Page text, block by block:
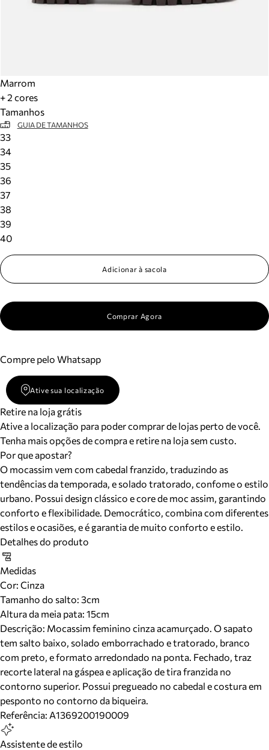
Marrom
+ 2 cores
Tamanhos
GUIA DE TAMANHOS
33
34
35
36
37
38
39
40
Adicionar à sacola
Comprar Agora
Compre pelo Whatsapp
Ative sua localização
Retire na loja grátis
Ative a localização para poder comprar de lojas perto de você.
Tenha mais opções de compra e retire na loja sem custo.
Por que apostar?
O mocassim vem com cabedal franzido, traduzindo as
tendências da temporada, e solado tratorado, confome o estilo
urbano. Possui design clássico e core de moc assim, garantindo
conforto e flexibilidade. Democrático, combina com diferentes
estilos e ocasiões, e é garantia de muito conforto e estilo.
Detalhes do produto
Medidas
Cor: Cinza
Tamanho do salto: 3cm
Altura da meia pata: 15cm
Descrição: Mocassim feminino cinza acamurçado. O sapato
tem salto baixo, solado emborrachado e tratorado, branco
com preto, e formato arredondado na ponta. Fechado, traz
recorte lateral na gáspea e aplicação de tira franzida no
contorno superior. Possui pregueado no cabedal e costura em
pesponto no contorno da biqueira.
Referência: A1369200190009
Assistente de estilo